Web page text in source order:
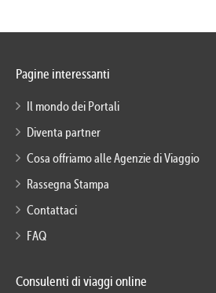
Pagine interessanti
Il mondo dei Portali
Diventa partner
Cosa offriamo alle Agenzie di Viaggio
Rassegna Stampa
Contattaci
FAQ
Consulenti di viaggi online